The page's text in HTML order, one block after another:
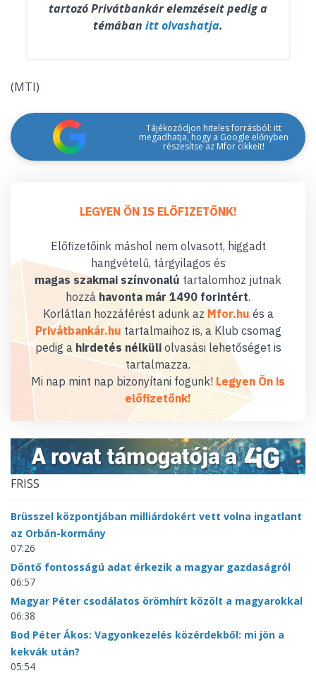
tartozó Privátbankár elemzéseit pedig a
témában itt olvashatja.
(MTI)
Tájékozódjon hiteles forrásból: itt
megadhatja, hogy a Google előnyben
részesítse az Mfor cikkeit!
LEGYEN ÖN IS ELŐFIZETŐNK!
Előfizetőink máshol nem olvasott, higgadt
hangvételű, tárgyilagos és
magas szakmai színvonalú tartalomhoz jutnak
hozzáhavonta már 1490 forintért.
Korlátlan hozzáférést adunk az Mfor.hu és a
Privátbankár.hu tartalmaihoz is, a Klub csomag
pedig a hirdetés nélküliolvasási lehetőséget is
tartalmazza.
Mi nap mint nap bizonyítani fogunk! Legyen Ön is
előfizetőnk!
FRISS
Brüsszel központjában milliárdokért vett volna ingatlant
az Orbán-kormány
07:26
Döntő fontosságú adat érkezik a magyar gazdaságról
06:57
Magyar Péter csodálatos örömhírt közölt a magyarokkal
06:38
Bod Péter Ákos: Vagyonkezelés közérdekből: mi jön a
kekvák után?
05:54